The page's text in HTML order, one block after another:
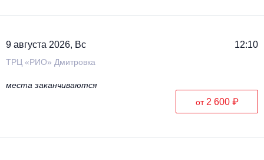
9 августа 2026, Вс 12:10
ТРЦ «РИО» Дмитровка
места заканчиваются
от 2 600 ₽